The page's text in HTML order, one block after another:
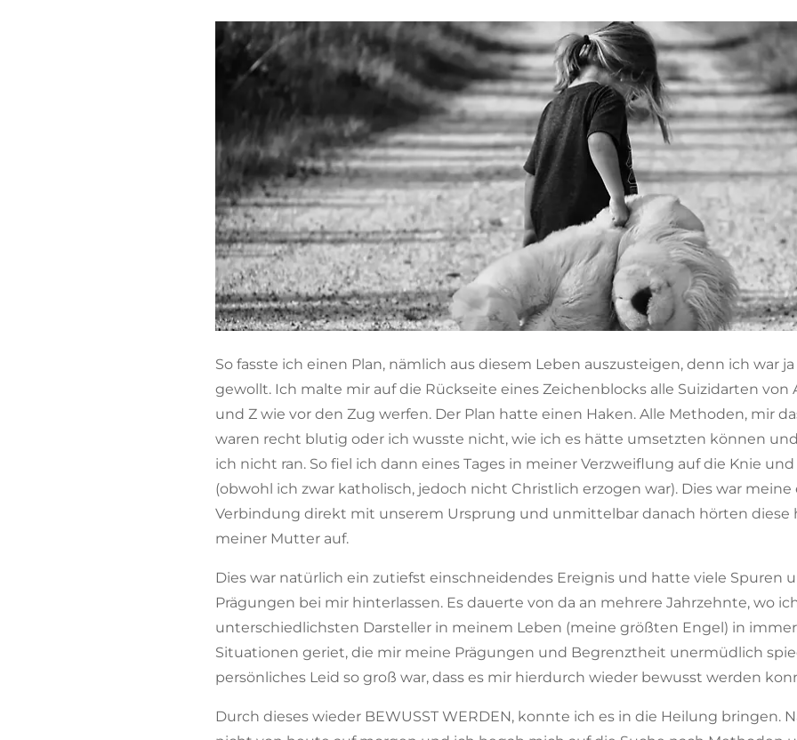
So fasste ich einen Plan, nämlich aus diesem Leben auszusteigen, denn ich war
gewollt. Ich malte mir auf die Rückseite eines Zeichenblocks alle Suizidarten von
und Z wie vor den Zug werfen. Der Plan hatte einen Haken. Alle Methoden, mir
waren recht blutig oder ich wusste nicht, wie ich es hätte umsetzten können
ich nicht ran. So fiel ich dann eines Tages in meiner Verzweiflung auf die Knie
(obwohl ich zwar katholisch, jedoch nicht Christlich erzogen war). Dies war
Verbindung direkt mit unserem Ursprung und unmittelbar danach hörten diese
meiner Mutter auf.
Dies war natürlich ein zutiefst einschneidendes Ereignis und hatte viele Spuren
Prägungen bei mir hinterlassen. Es dauerte von da an mehrere Jahrzehnte, wo
unterschiedlichsten Darsteller in meinem Leben (meine größten Engel) in
Situationen geriet, die mir meine Prägungen und Begrenztheit unermüdlich
persönliches Leid so groß war, dass es mir hierdurch wieder bewusst werden
Durch dieses wieder BEWUSST WERDEN, konnte ich es in die Heilung bringen.